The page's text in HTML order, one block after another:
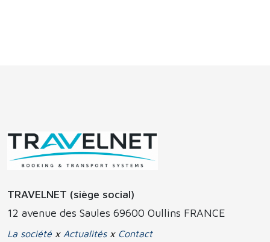
TRAVELNET (siège social)
12 avenue des Saules 69600 Oullins FRANCE
La société x Actualitésx Contact